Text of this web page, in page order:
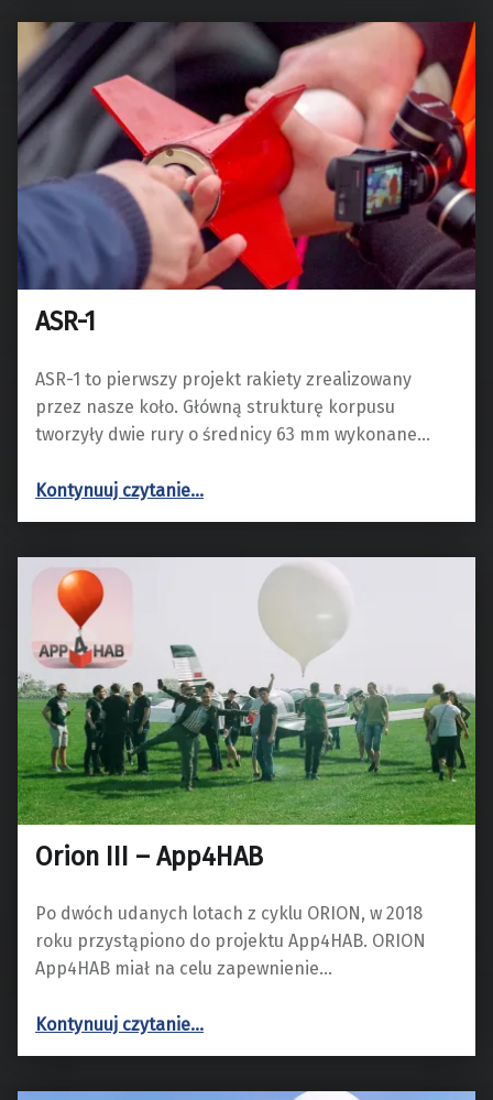
ASR-1
ASR-1 to pierwszy projekt rakiety zrealizowany
przez nasze koło. Główną strukturę korpusu
tworzyły dwie rury o średnicy 63 mm wykonane…
Kontynuuj czytanie…
Orion III – App4HAB
Po dwóch udanych lotach z cyklu ORION, w 2018
roku przystąpiono do projektu App4HAB. ORION
App4HAB miał na celu zapewnienie…
Kontynuuj czytanie…